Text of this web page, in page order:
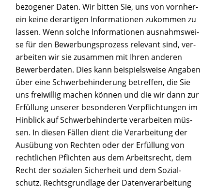
be­zo­ge­ner Daten. Wir bit­ten Sie, uns von vorn­her­
ein kei­ne der­ar­ti­gen Infor­ma­tio­nen zukom­men zu
las­sen. Wenn sol­che Infor­ma­tio­nen aus­nahms­wei­
se für den Bewer­bungs­pro­zess rele­vant sind, ver­
ar­bei­ten wir sie zusam­men mit Ihren ande­ren
Bewer­ber­da­ten. Dies kann bei­spiels­wei­se Anga­ben
über eine Schwer­be­hin­de­rung betref­fen, die Sie
uns frei­wil­lig machen kön­nen und die wir dann zur
Erfül­lung unse­rer beson­de­ren Ver­pflich­tun­gen im
Hin­blick auf Schwer­be­hin­der­te ver­ar­bei­ten müs­
sen. In die­sen Fäl­len dient die Ver­ar­bei­tung der
Aus­übung von Rech­ten oder der Erfül­lung von
recht­li­chen Pflich­ten aus dem Arbeits­recht, dem
Recht der sozia­len Sicher­heit und dem Sozi­al­
schutz. Rechts­grund­la­ge der Daten­ver­ar­bei­tung